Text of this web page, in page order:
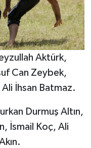
Aktürk,
Can Zeybek,
Ali İhsan Batmaz.
Durmuş Altın,
İsmail Koç, Ali